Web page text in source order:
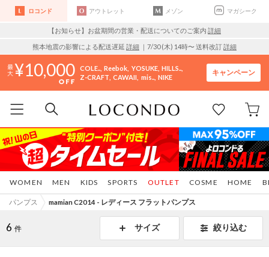
ロコンド アウトレット メゾン マガシーク
【お知らせ】お盆期間の営業・配送についてのご案内 詳細
熊本地震の影響による配送遅延 詳細 ｜7/30 (木) 14時〜 送料改訂詳細
10,000 COLE.. Reebok YOSUKE HILLS..
Z-CRAFT CAWAII mis.. NIKE
キャンペーン
WOMEN MEN KIDS SPORTS COSME HOME
OUTLET
パンプス mamian C2014 - レディース フラットパンプス
6 件 サイズ 絞り込む